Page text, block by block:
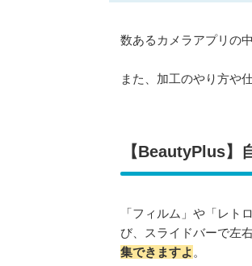
数あるカメラアプリの
また、加工のやり方や
【BeautyPlus】
「フィルム」や「レト
び、スライドバーで左
集できますよ 。